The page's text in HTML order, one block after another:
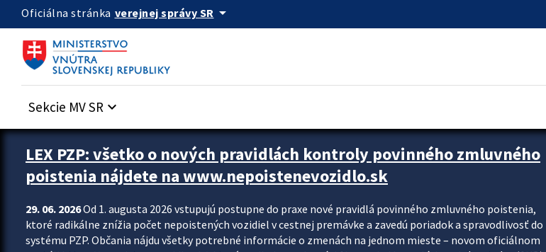
Preskocit na hlavný obsah
Oficiálna stránka verejnej správy SR arrow_drop_down
Sekcie MV SR keyboard_arrow_down
Zastavit automatický posun upútavok
LEX PZP: všetko o nových pravidlách kontroly povinného zmluvného
poistenia nájdete na www.nepoistenevozidlo.sk
29. 06. 2026Od 1. augusta 2026 vstupujú postupne do praxe nové pravidlá povinného zmluvného poistenia,
ktoré radikálne znížia počet nepoistených vozidiel v cestnej premávke a zavedú poriadok a spravodlivosť do
systému PZP. Občania nájdu všetky potrebné informácie o zmenách na jednom mieste – novom oficiálnom